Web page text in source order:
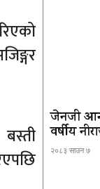
जेनजी
वर्षीय
२०८३ साउन ७